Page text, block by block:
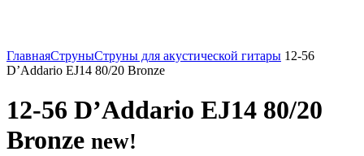
ГлавнаяСтруныСтруны для акустической гитары 12-56
D’Addario EJ14 80/20 Bronze
12-56 D’Addario EJ14 80/20
Bronze new!